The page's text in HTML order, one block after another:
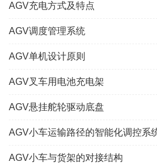
AGV充电方式及特点
AGV调度管理系统
AGV单机设计原则
AGV叉车用电池充电架
AGV悬挂舵轮驱动底盘
AGV小车运输路径的智能化调控系
AGV小车与货架的对接结构